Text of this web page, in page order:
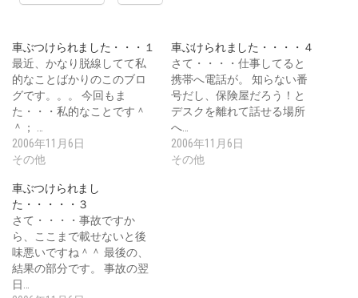
車ぶつけられました・・・１
最近、かなり脱線してて私
的なことばかりのこのブロ
グです。。。 今回もま
た・・・私的なことです＾
＾； …
2006年11月6日
その他
車ぶけられました・・・・４
さて・・・・仕事してると
携帯へ電話が。 知らない番
号だし、保険屋だろう！と
デスクを離れて話せる場所
へ…
2006年11月6日
その他
車ぶつけられまし
た・・・・・３
さて・・・・事故ですか
ら、ここまで載せないと後
味悪いですね＾＾ 最後の、
結果の部分です。 事故の翌
日…